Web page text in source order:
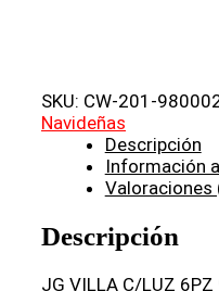
SKU: CW-201-
Navideñas
Descripción
Información
Valoraciones
Descripción
JG VILLA C/LUZ